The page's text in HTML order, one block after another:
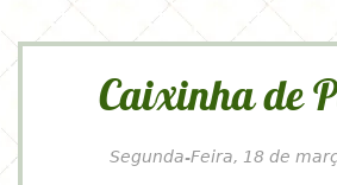
Caixinha de
Segunda-Feira, 18 de